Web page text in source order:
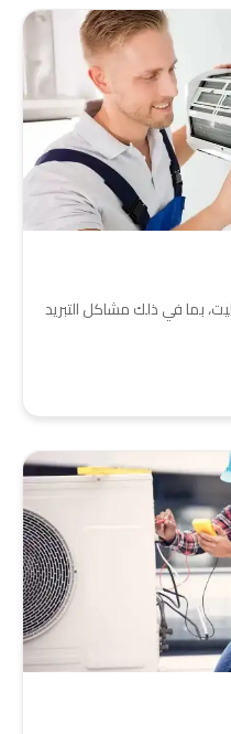
بما في ذلك مشاكل التبريد